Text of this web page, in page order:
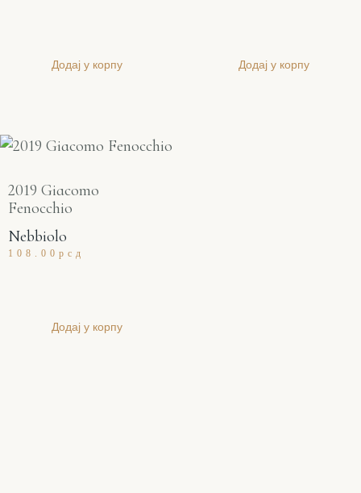
Додај у корпу Додај у корпу
2019 Giacomo
Fenocchio
Nebbiolo
108.00 рсд
Додај у корпу